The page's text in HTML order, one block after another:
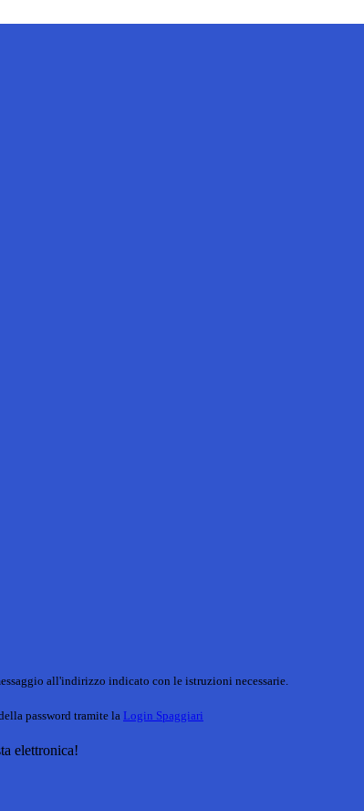
all'indirizzo indicato con le istruzioni necessarie.
password tramite la Login Spaggiari
elettronica!